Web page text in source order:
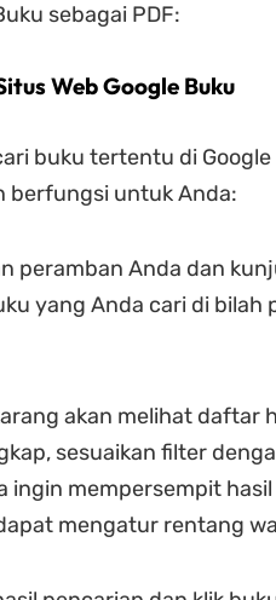
sebagai PDF:
Web Google Buku
buku tertentu di
berfungsi untuk Anda:
peramban Anda dan
yang Anda cari di bilah
akan melihat daftar
sesuaikan filter
ingin mempersempit
mengatur rentang